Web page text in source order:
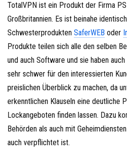
TotalVPN ist ein Produkt der Firma
Großbritannien. Es ist beinahe
Schwesterprodukten SaferWEB oder
Produkte teilen sich alle den selben
und auch Software und sie haben
sehr schwer für den interessierten
preislichen Überblick zu machen, da
erkenntlichen Klauseln eine deutliche
Lockangeboten finden lassen. Dazu
Behörden als auch mit
auch verpflichtet ist.